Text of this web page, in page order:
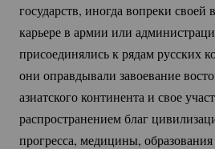
государств, иногда вопреки своей
карьере в армии или
присоединялись к рядам русских
они оправдывали завоевание
азиатского континента и свое
распространением благ
прогресса, медицины,